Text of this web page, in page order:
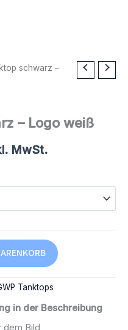
schwarz –
– Logo weiß
MwSt.
Tanktops
in der Beschreibung
dem Bild